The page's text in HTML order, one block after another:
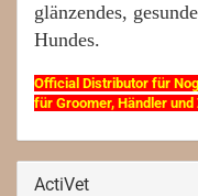
glänzendes,
Hundes.
Official Distributor für
für Groomer, Händler und
ActiVet